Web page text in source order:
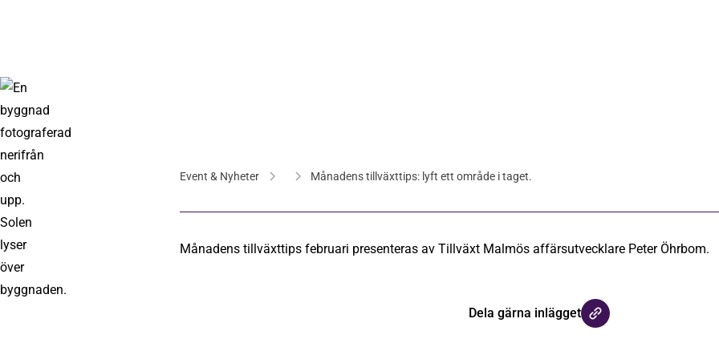
Event & Nyheter Månadens tillväxttips: lyft ett område i taget.
Månadens tillväxttips februari presenteras av Tillväxt Malmös affärsutvecklare Peter Öhrbom.
Dela gärna inlägget